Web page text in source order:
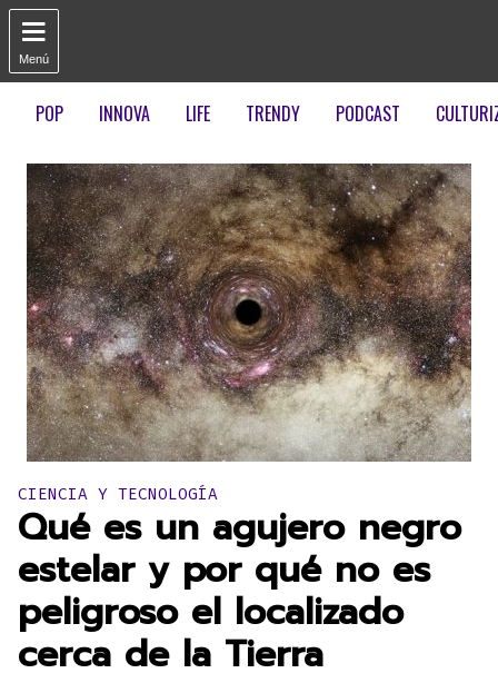

Menú
POP INNOVA LIFE TRENDY PODCAST
Publicado en:
CIENCIA Y TECNOLOGÍA
Qué es un agujero negro
estelar y por qué no es
peligroso el localizado
cerca de la Tierra